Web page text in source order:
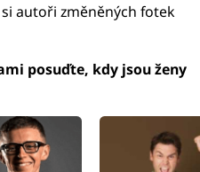
autoři změněných fotek
posuďte, kdy jsou ženy